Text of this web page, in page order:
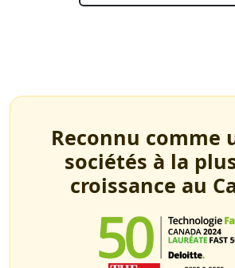
Reconnu comme
sociétés à la
croissance au